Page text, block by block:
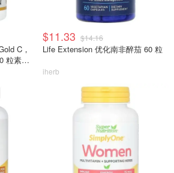
C，
粒素食
$11.33 $14.16
Life Extension 优化南非醉茄 60 粒
iherb